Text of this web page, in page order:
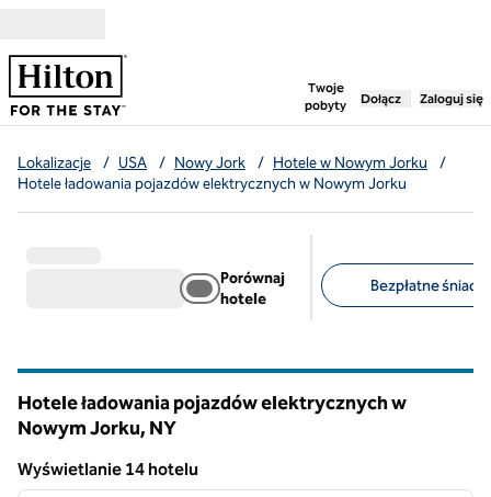
Twoje
pobyty
,otwiera nową
Dołącz Zaloguj się
Lokalizacje / USA / Nowy Jork / Hotele w Nowym Jorku
/
Hotele ładowania pojazdów elektrycznych w Nowym Jorku
Porównaj
hotele
Bezpłatne
Hotele ładowania pojazdów elektrycznych w
Nowym Jorku, NY
Wyświetlanie 14 hotelu
Wyświetlanie 14 hotelu